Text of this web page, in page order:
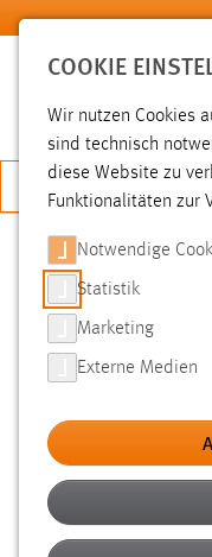
Zum Hauptinhalt springen
SUCHE
FILTER
Typ
Erstellungsdatum
COOKIE
Wir nutzen Cookies
sind technisch
diese Website zu
Funktionalitäten zur
Notwendige
Statistik
Marketing
Externe Medien